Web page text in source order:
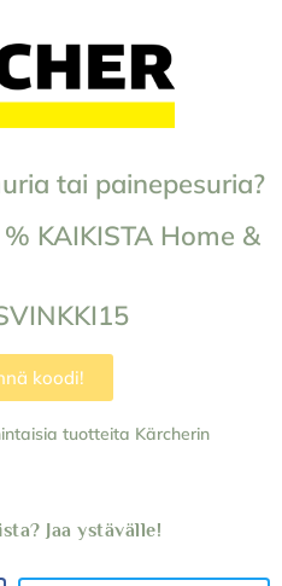
tai painepesuria?
KAIKISTA Home &
koodi!
tuotteita Kärcherin
Jaa ystävälle!